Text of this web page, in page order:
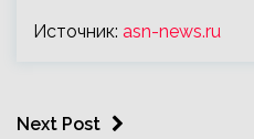
Источник: asn-news.ru
Next Post